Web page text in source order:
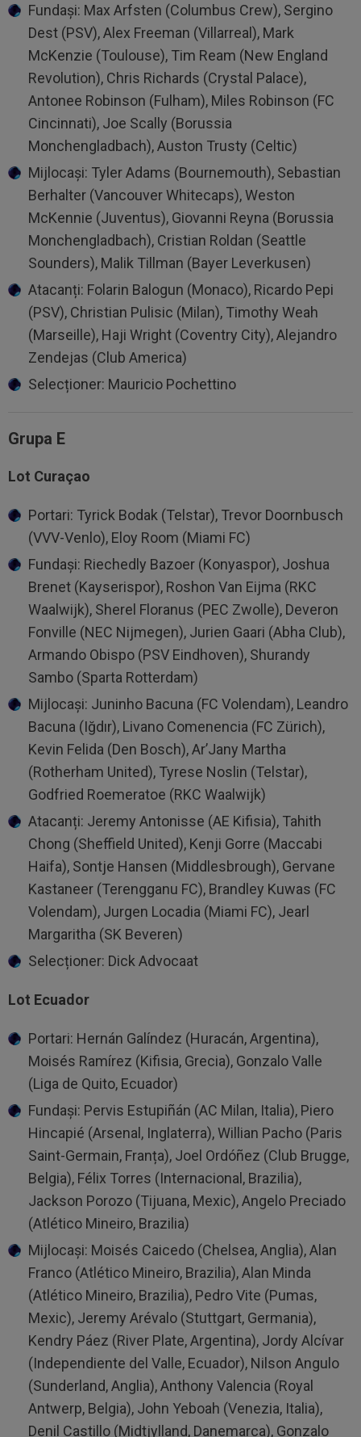
Fundași: Max Arfsten (Columbus Crew), Sergino
Dest (PSV), Alex Freeman (Villarreal), Mark
McKenzie (Toulouse), Tim Ream (New England
Revolution), Chris Richards (Crystal Palace),
Antonee Robinson (Fulham), Miles Robinson (FC
Cincinnati), Joe Scally (Borussia
Monchengladbach), Auston Trusty (Celtic)
Mijlocași: Tyler Adams (Bournemouth), Sebastian
Berhalter (Vancouver Whitecaps), Weston
McKennie (Juventus), Giovanni Reyna (Borussia
Monchengladbach), Cristian Roldan (Seattle
Sounders), Malik Tillman (Bayer Leverkusen)
Atacanți: Folarin Balogun (Monaco), Ricardo Pepi
(PSV), Christian Pulisic (Milan), Timothy Weah
(Marseille), Haji Wright (Coventry City), Alejandro
Zendejas (Club America)
Selecționer: Mauricio Pochettino
Grupa E
Lot Curaçao
Portari: Tyrick Bodak (Telstar), Trevor Doornbusch
(VVV-Venlo), Eloy Room (Miami FC)
Fundași: Riechedly Bazoer (Konyaspor), Joshua
Brenet (Kayserispor), Roshon Van Eijma (RKC
Waalwijk), Sherel Floranus (PEC Zwolle), Deveron
Fonville (NEC Nijmegen), Jurien Gaari (Abha Club),
Armando Obispo (PSV Eindhoven), Shurandy
Sambo (Sparta Rotterdam)
Mijlocași: Juninho Bacuna (FC Volendam), Leandro
Bacuna (Iğdır), Livano Comenencia (FC Zürich),
Kevin Felida (Den Bosch), Ar’Jany Martha
(Rotherham United), Tyrese Noslin (Telstar),
Godfried Roemeratoe (RKC Waalwijk)
Atacanți: Jeremy Antonisse (AE Kifisia), Tahith
Chong (Sheffield United), Kenji Gorre (Maccabi
Haifa), Sontje Hansen (Middlesbrough), Gervane
Kastaneer (Terengganu FC), Brandley Kuwas (FC
Volendam), Jurgen Locadia (Miami FC), Jearl
Margaritha (SK Beveren)
Selecționer: Dick Advocaat
Lot Ecuador
Portari: Hernán Galíndez (Huracán, Argentina),
Moisés Ramírez (Kifisia, Grecia), Gonzalo Valle
(Liga de Quito, Ecuador)
Fundași: Pervis Estupiñán (AC Milan, Italia), Piero
Hincapié (Arsenal, Inglaterra), Willian Pacho (Paris
Saint-Germain, Franța), Joel Ordóñez (Club Brugge,
Belgia), Félix Torres (Internacional, Brazilia),
Jackson Porozo (Tijuana, Mexic), Angelo Preciado
(Atlético Mineiro, Brazilia)
Mijlocași: Moisés Caicedo (Chelsea, Anglia), Alan
Franco (Atlético Mineiro, Brazilia), Alan Minda
(Atlético Mineiro, Brazilia), Pedro Vite (Pumas,
Mexic), Jeremy Arévalo (Stuttgart, Germania),
Kendry Páez (River Plate, Argentina), Jordy Alcívar
(Independiente del Valle, Ecuador), Nilson Angulo
(Sunderland, Anglia), Anthony Valencia (Royal
Antwerp, Belgia), John Yeboah (Venezia, Italia),
Denil Castillo (Midtjylland, Danemarca), Gonzalo